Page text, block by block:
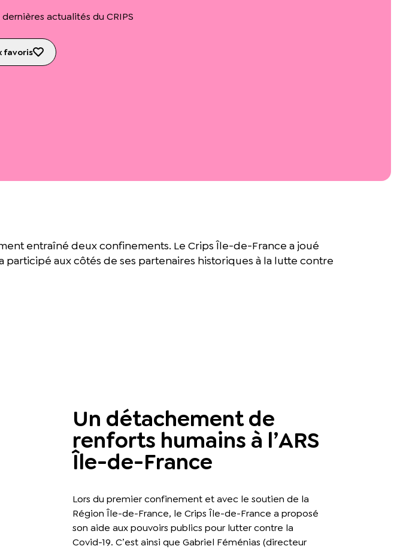
actualités du CRIPS
favoris
entraîné deux confinements. Le Crips Île-de-France a joué
aux côtés de ses partenaires historiques à la lutte contre
Un détachement de
renforts humains à l’ARS
Île-de-France
Lors du premier confinement et avec le soutien de la
Région Île-de-France, le Crips Île-de-France a proposé
son aide aux pouvoirs publics pour lutter contre la
Covid-19. C’est ainsi que Gabriel Féménias (directeur